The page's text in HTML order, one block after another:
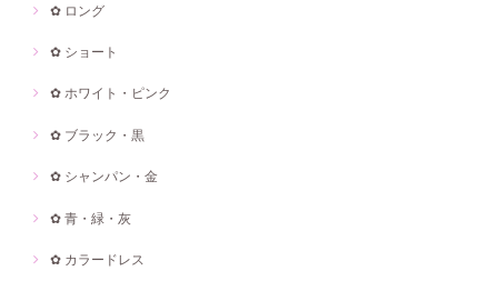
✿ ロング
✿ ショート
✿ ホワイト・ピンク
✿ ブラック・黒
✿ シャンパン・金
✿ 青・緑・灰
✿ カラードレス